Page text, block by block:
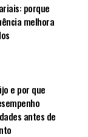
porque
melhora
e por que
antes de